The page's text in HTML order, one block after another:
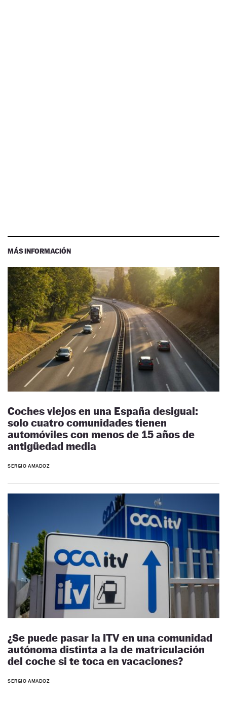
MÁS INFORMACIÓN
Coches viejos en una España desigual:
solo cuatro comunidades tienen
automóviles con menos de 15 años de
antigüedad media
SERGIO AMADOZ
¿Se puede pasar la ITV en una comunidad
autónoma distinta a la de matriculación
del coche si te toca en vacaciones?
SERGIO AMADOZ